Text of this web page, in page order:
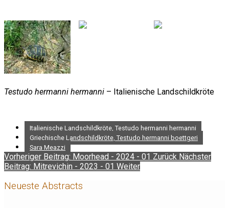
Testudo hermanni hermanni – Italienische Landschildkröte
Italienische Landschildkröte, Testudo hermanni hermanni
Griechische Landschildkröte, Testudo hermanni boettgeri
Sara Meazzi
Vorheriger Beitrag: Moorhead - 2024 - 01 Zurück Nächster
Beitrag: Mitrevichin - 2023 - 01 Weiter
Neueste Abstracts